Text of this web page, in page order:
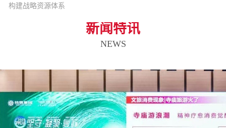
构建战略资源体系
新闻特讯
NEWS